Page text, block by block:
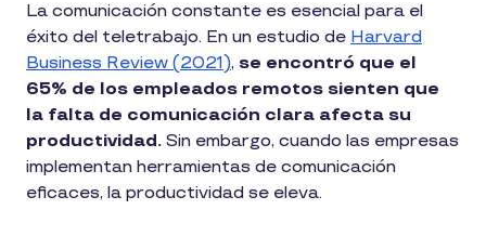
La comunicación constante es esencial para el
éxito del teletrabajo. En un estudio de Harvard
Business Review (2021), se encontró que el
65% de los empleados remotos sienten que
la falta de comunicación clara afecta su
productividad. Sin embargo, cuando las empresas
implementan herramientas de comunicación
eficaces, la productividad se eleva.